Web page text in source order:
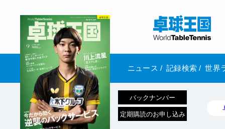
ニュース / 記録検索 / 世界
バックナンバー
定期購読のお申し込み